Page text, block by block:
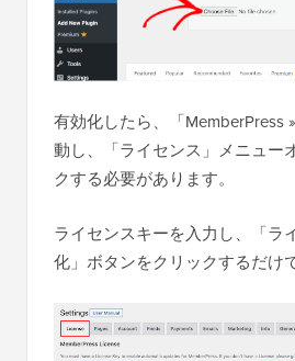
有効化したら、「MemberPress
動し、「ライセンス」メニュー
クする必要があります。
ライセンスキーを入力し、「ラ
化」ボタンをクリックするだけ